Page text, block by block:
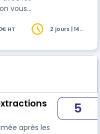
et astuces"
de cette
de vos
HT
2 jours | 14
après les
5